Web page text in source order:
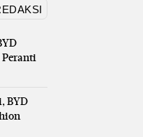
Peranti
BYD